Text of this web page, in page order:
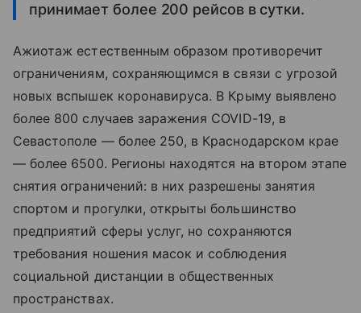
принимает более 200 рейсов в сутки.
Ажиотаж естественным образом противоречит
ограничениям, сохраняющимся в связи с угрозой
новых вспышек коронавируса. В Крыму выявлено
более 800 случаев заражения COVID-19, в
Севастополе — более 250, в Краснодарском крае
— более 6500. Регионы находятся на втором этапе
снятия ограничений: в них разрешены занятия
спортом и прогулки, открыты большинство
предприятий сферы услуг, но сохраняются
требования ношения масок и соблюдения
социальной дистанции в общественных
пространствах.